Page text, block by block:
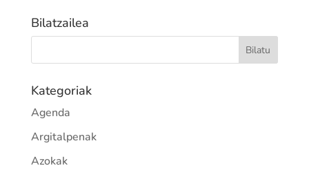
Bilatzailea
Kategoriak
Agenda
Argitalpenak
Azokak